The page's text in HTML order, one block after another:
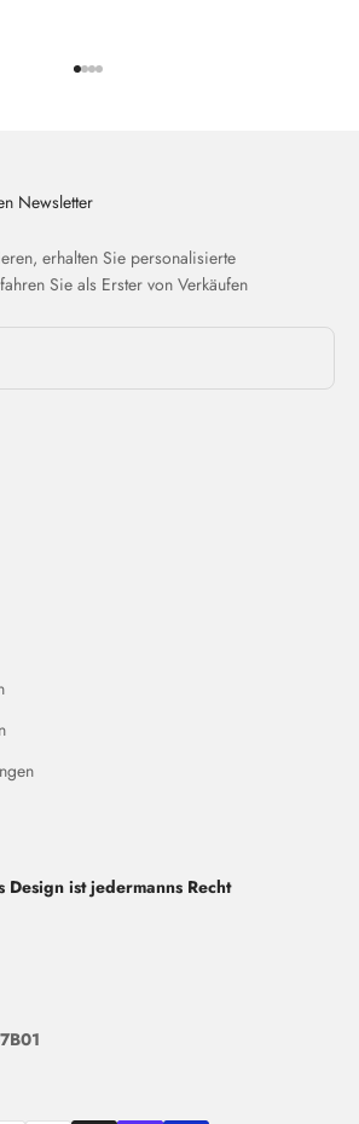
Newsletter
erhalten Sie personalisierte
Sie als Erster von Verkäufen
Design ist jedermanns Recht